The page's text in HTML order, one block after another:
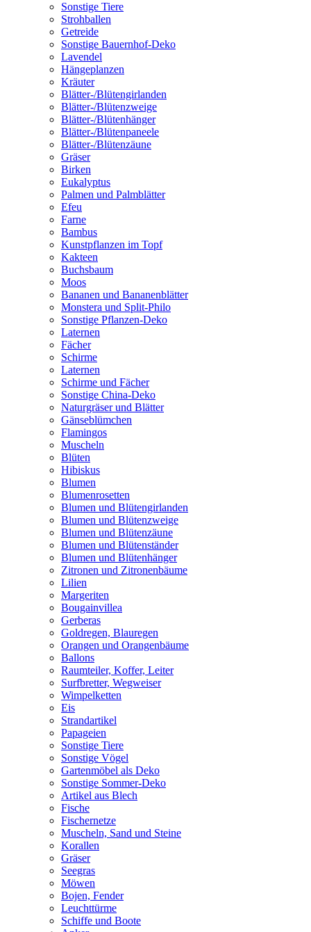
Sonstige Tiere
Strohballen
Getreide
Sonstige Bauernhof-Deko
Lavendel
Hängeplanzen
Kräuter
Blätter-/Blütengirlanden
Blätter-/Blütenzweige
Blätter-/Blütenhänger
Blätter-/Blütenpaneele
Blätter-/Blütenzäune
Gräser
Birken
Eukalyptus
Palmen und Palmblätter
Efeu
Farne
Bambus
Kunstpflanzen im Topf
Kakteen
Buchsbaum
Moos
Bananen und Bananenblätter
Monstera und Split-Philo
Sonstige Pflanzen-Deko
Laternen
Fächer
Schirme
Laternen
Schirme und Fächer
Sonstige China-Deko
Naturgräser und Blätter
Gänseblümchen
Flamingos
Muscheln
Blüten
Hibiskus
Blumen
Blumenrosetten
Blumen und Blütengirlanden
Blumen und Blütenzweige
Blumen und Blütenzäune
Blumen und Blütenständer
Blumen und Blütenhänger
Zitronen und Zitronenbäume
Lilien
Margeriten
Bougainvillea
Gerberas
Goldregen, Blauregen
Orangen und Orangenbäume
Ballons
Raumteiler, Koffer, Leiter
Surfbretter, Wegweiser
Wimpelketten
Eis
Strandartikel
Papageien
Sonstige Tiere
Sonstige Vögel
Gartenmöbel als Deko
Sonstige Sommer-Deko
Artikel aus Blech
Fische
Fischernetze
Muscheln, Sand und Steine
Korallen
Gräser
Seegras
Möwen
Bojen, Fender
Leuchttürme
Schiffe und Boote